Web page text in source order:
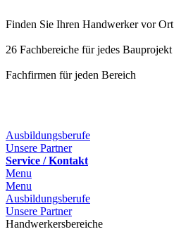
Finden Sie Ihren Handwerker vor Ort
26 Fachbereiche für jedes Bauprojekt
Fachfirmen für jeden Bereich
Ausbildungsberufe
Unsere Partner
Service / Kontakt
Menu
Menu
Ausbildungsberufe
Unsere Partner
Handwerkersbereiche